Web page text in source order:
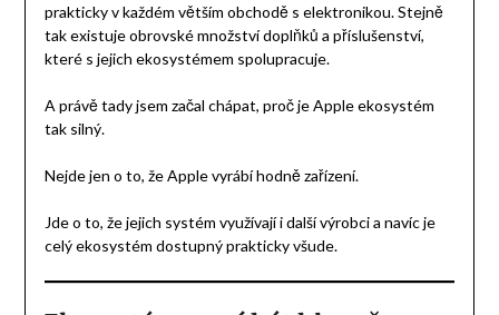
prakticky v každém větším obchodě s elektronikou. Stejně
tak existuje obrovské množství doplňků a příslušenství,
které s jejich ekosystémem spolupracuje.
A právě tady jsem začal chápat, proč je Apple ekosystém
tak silný.
Nejde jen o to, že Apple vyrábí hodně zařízení.
Jde o to, že jejich systém využívají i další výrobci a navíc je
celý ekosystém dostupný prakticky všude.